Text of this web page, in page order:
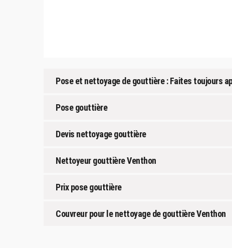
Pose et nettoyage de gouttière : Faites toujours
Pose gouttière
Devis nettoyage gouttière
Nettoyeur gouttière Venthon
Prix pose gouttière
Couvreur pour le nettoyage de gouttière Venthon